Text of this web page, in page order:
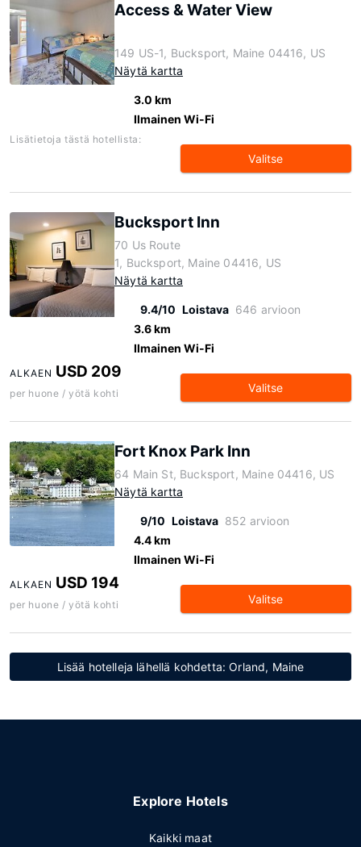
Access & Water View
149 US-1, Bucksport, Maine 04416, US
Näytä kartta
3.0 km
Ilmainen Wi-Fi
Lisätietoja tästä hotellista:
Valitse
Bucksport Inn
70 Us Route
1, Bucksport, Maine 04416, US
Näytä kartta
9.4/10 Loistava 646 arvioon
3.6 km
Ilmainen Wi-Fi
ALKAEN USD 209
per huone / yötä kohti Valitse
Fort Knox Park Inn
64 Main St, Bucksport, Maine 04416, US
Näytä kartta
9/10 Loistava 852 arvioon
4.4 km
Ilmainen Wi-Fi
ALKAEN USD 194
per huone / yötä kohti Valitse
Lisää hotelleja lähellä kohdetta: Orland, Maine
Explore Hotels
Kaikki maat